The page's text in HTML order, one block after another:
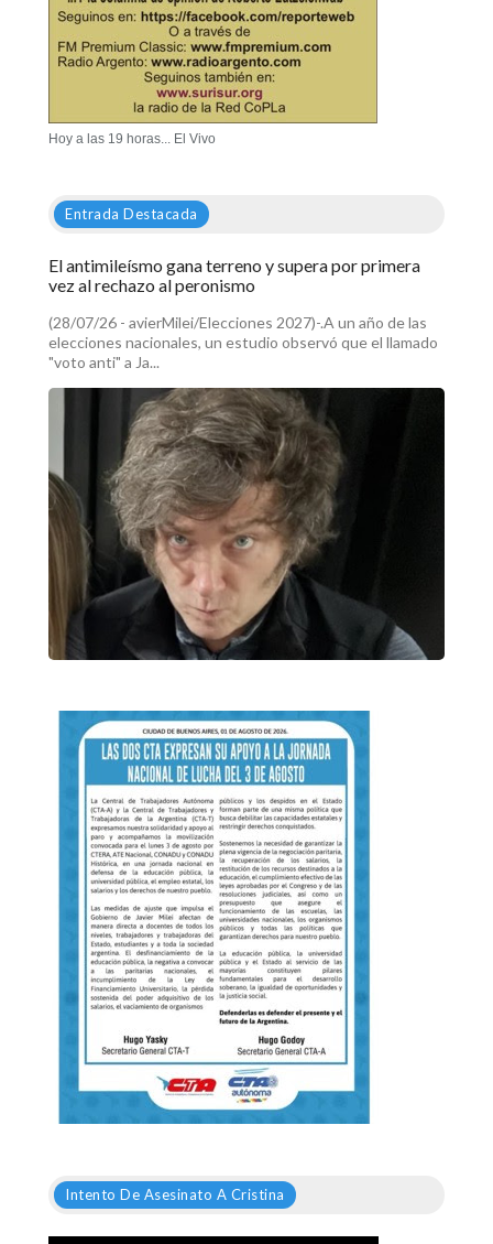
Hoy a las 19 horas... El Vivo
Entrada Destacada
El antimileísmo gana terreno y supera por primera
vez al rechazo al peronismo
(28/07/26 - avierMilei/Elecciones 2027)-.A un año de las
elecciones nacionales, un estudio observó que el llamado
"voto anti" a Ja...
Intento De Asesinato A Cristina